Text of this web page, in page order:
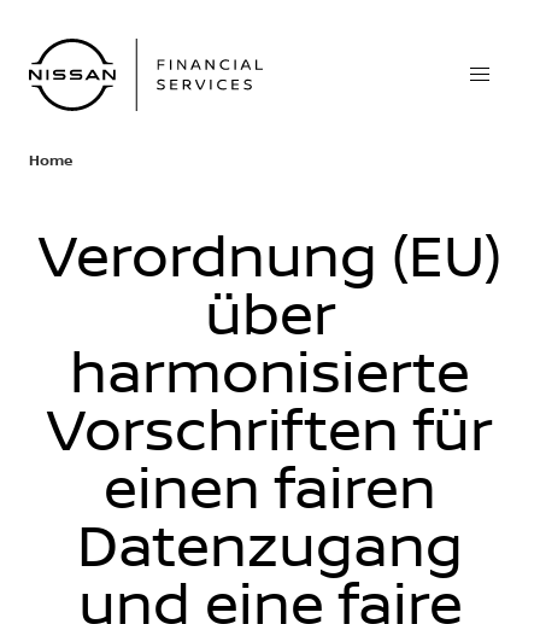
Home
Verordnung (EU)
über
harmonisierte
Vorschriften für
einen fairen
Datenzugang
und eine faire